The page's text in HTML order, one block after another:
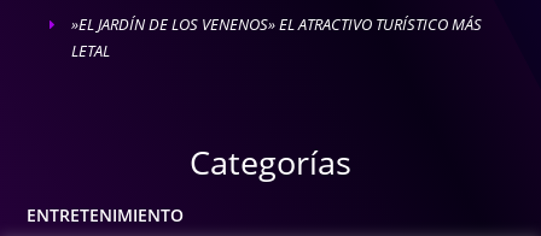
E
»EL JARDÍN DE LOS VENENOS» EL ATRACTIVO TURÍSTICO MÁS
LETAL
Categorías
ENTRETENIMIENTO